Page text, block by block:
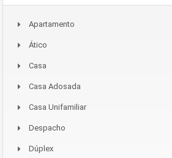
Apartamento
Ático
Casa
Casa Adosada
Casa Unifamiliar
Despacho
Dúplex